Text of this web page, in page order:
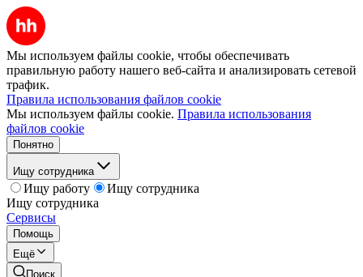
Мы используем файлы cookie, чтобы обеспечивать
правильную работу нашего веб-сайта и анализировать сетевой
трафик.
Правила использования файлов cookie
Мы используем файлы cookie. Правила использования
файлов cookie
Понятно
Ищу сотрудника
Ищу работу
Ищу сотрудника
Ищу сотрудника
Сервисы
Помощь
Ещё
Поиск